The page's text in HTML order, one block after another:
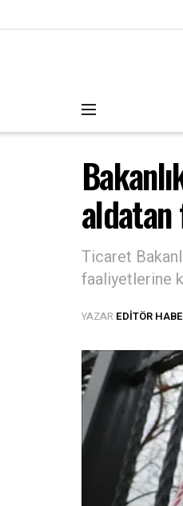
Ticaret
faaliyetlerine
YAZAR EDITÖR